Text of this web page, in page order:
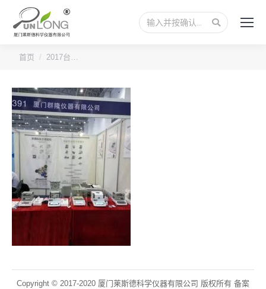
搜
索：
您的位置：
首页 2017台…
Copyright © 2017-2020 厦门莱斯德科学仪器有限公司 版权所有 备案